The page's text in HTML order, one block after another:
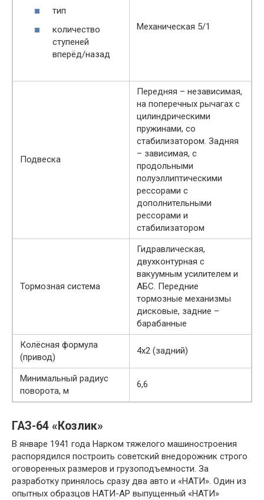
тип
количество
ступеней
вперёд/назад
Механическая 5/1
Подвеска
Передняя – независимая,
на поперечных рычагах с
цилиндрическими
пружинами, со
стабилизатором. Задняя
– зависимая, с
продольными
полуэллиптическими
рессорами с
дополнительными
рессорами и
стабилизатором
Тормозная система
Гидравлическая,
двухконтурная с
вакуумным усилителем и
АБС. Передние
тормозные механизмы
дисковые, задние –
барабанные
Колёсная формула
(привод)
4х2 (задний)
Минимальный радиус
поворота, м
6,6
ГАЗ-64 «Козлик»
В январе 1941 года Нарком тяжелого машиностроения
распорядился построить советский внедорожник строго
оговоренных размеров и грузоподъемности. За
разработку принялось сразу два авто и «НАТИ». Один из
опытных образцов НАТИ-АР выпущенный «НАТИ»